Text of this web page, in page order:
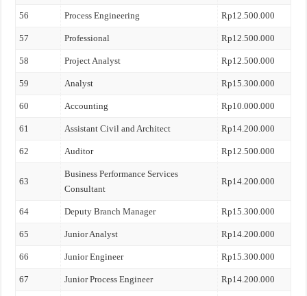
56 Process Engineering Rp12.500.000
57 Professional Rp12.500.000
58 Project Analyst Rp12.500.000
59 Analyst Rp15.300.000
60 Accounting Rp10.000.000
61 Assistant Civil and Architect Rp14.200.000
62 Auditor Rp12.500.000
63
Business Performance Services
Consultant
Rp14.200.000
64 Deputy Branch Manager Rp15.300.000
65 Junior Analyst Rp14.200.000
66 Junior Engineer Rp15.300.000
67 Junior Process Engineer Rp14.200.000